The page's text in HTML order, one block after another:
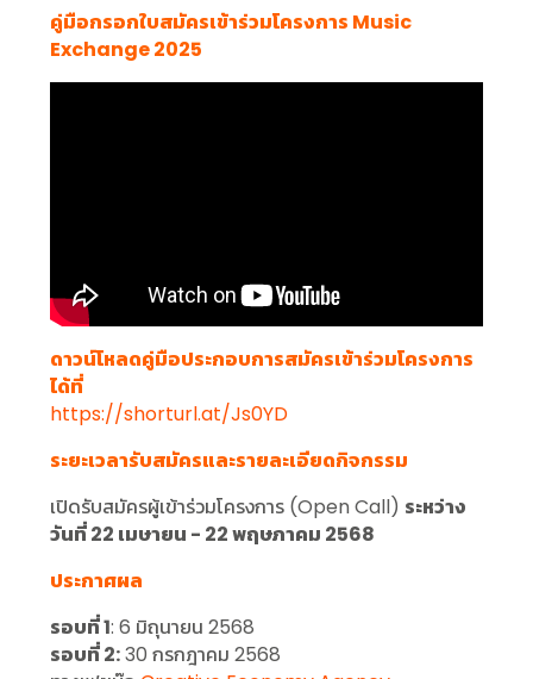
คู่มือกรอกใบสมัครเข้าร่วมโครงการ Music
Exchange 2025
ดาวน์โหลดคู่มือประกอบการสมัครเข้าร่วมโครงการ
ได้ที่
https://shorturl.at/Js0YD
ระยะเวลารับสมัครและรายละเอียดกิจกรรม
เปิดรับสมัครผู้เข้าร่วมโครงการ (Open Call) ระหว่าง
วันที่ 22 เมษายน - 22 พฤษภาคม 2568
ประกาศผล
รอบที่ 1: 6 มิถุนายน 2568
รอบที่ 2:30 กรกฎาคม 2568